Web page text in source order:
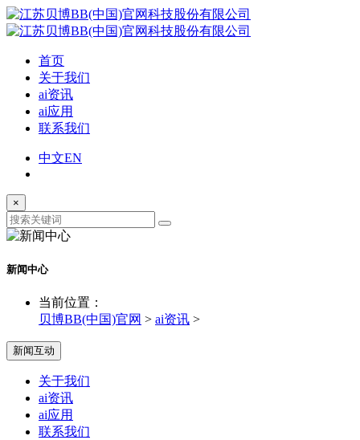
首页
关于我们
ai资讯
ai应用
联系我们
中文EN
×
新闻中心
当前位置：
贝博BB(中国)官网 > ai资讯 >
新闻互动
关于我们
ai资讯
ai应用
联系我们